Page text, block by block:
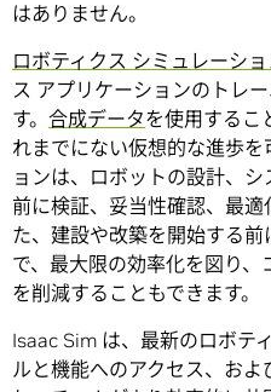
はありません。
ロボティクス シミュレーショ
ス アプリケーションのトレ
す。 合成データを使用するこ
れまでにない仮想的な進歩
ョンは、ロボットの設計、
前に検証、妥当性確認、最適
た、建設や改築を開始する
で、最大限の効率化を図り
を削減することもできます。
Isaac Sim は、最新のロボテ
ルと機能へのアクセス、お